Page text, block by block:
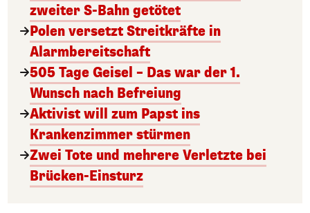
zweiter S-Bahn getötet
Polen versetzt Streitkräfte in
Alarmbereitschaft
505 Tage Geisel – Das war der 1.
Wunsch nach Befreiung
Aktivist will zum Papst ins
Krankenzimmer stürmen
Zwei Tote und mehrere Verletzte bei
Brücken-Einsturz